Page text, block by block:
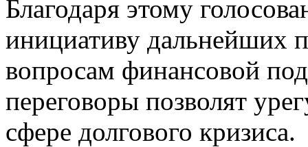
Благодаря этому
инициативу дальнейших
вопросам финансовой
переговоры позволят
сфере долгового кризиса.